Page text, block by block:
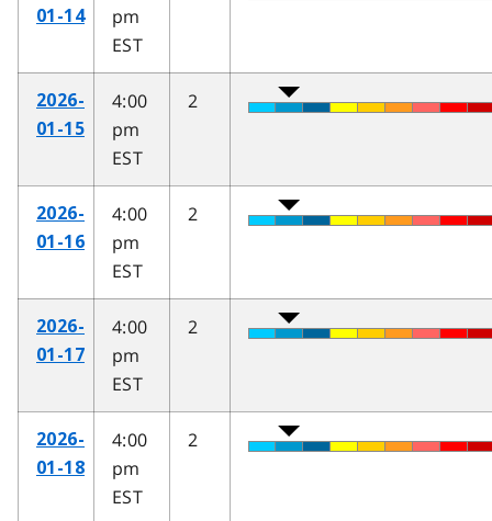
01-14
pm
EST
2026-
01-15
4:00
pm
EST
2
2026-
01-16
4:00
pm
EST
2
2026-
01-17
4:00
pm
EST
2
2026-
01-18
4:00
pm
EST
2